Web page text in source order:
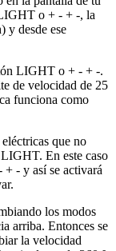
o + - + -, la
y desde ese
LIGHT o + - + -.
de velocidad de 25
funciona como
que no
En este caso
+ - y así se activará
los modos
arriba. Entonces se
la velocidad